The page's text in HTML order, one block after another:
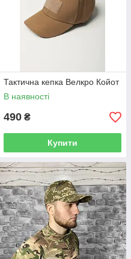
Тактична кепка Велкро Койот
В наявності
490 ₴
Купити